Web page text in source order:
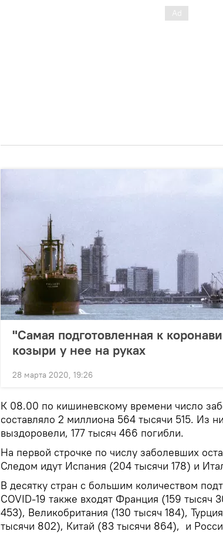
"Самая подготовленная к
козыри у нее на руках
28 марта 2020, 19:26
К 08.00 по кишиневскому времени число
составляло 2 миллиона 564 тысячи 515. Из
выздоровели, 177 тысяч 466 погибли.
На первой строчке по числу заболевших
Следом идут Испания (204 тысячи 178) и
В десятку стран с большим количеством
COVID-19 также входят Франция (159 тысяч
453), Великобритания (130 тысяч 184),
тысячи 802), Китай (83 тысячи 864), и